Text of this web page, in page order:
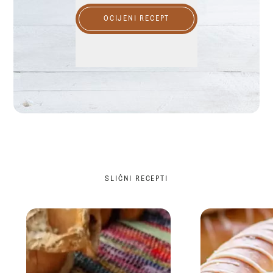
OCIJENI RECEPT
SLIČNI RECEPTI